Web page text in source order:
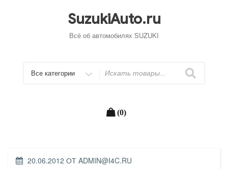
SuzukiAuto.ru
Всё об автомобилях SUZUKI
Искать
(0)
ОПУБЛИКОВАНО
20.06.2012 ОТ ADMIN@I4C.RU